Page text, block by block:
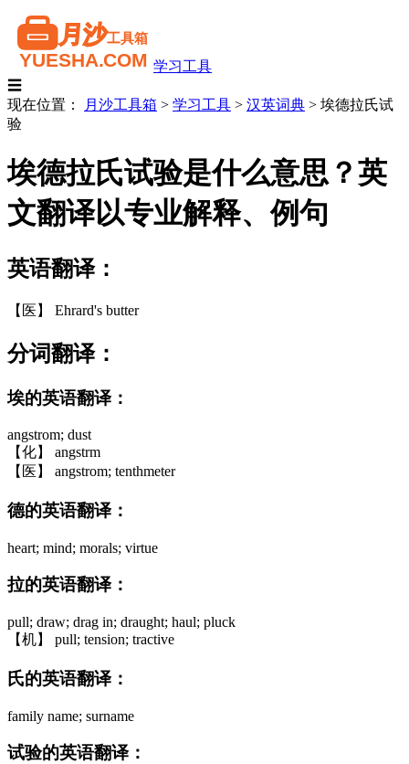
学习工具
☰
现在位置：
月沙工具箱 > 学习工具 > 汉英词典 > 埃德拉氏试
验
埃德拉氏试验是什么意思？英
文翻译以专业解释、例句
英语翻译：
【医】 Ehrard's butter
分词翻译：
埃的英语翻译：
angstrom; dust
【化】 angstrm
【医】 angstrom; tenthmeter
德的英语翻译：
heart; mind; morals; virtue
拉的英语翻译：
pull; draw; drag in; draught; haul; pluck
【机】 pull; tension; tractive
氏的英语翻译：
family name; surname
试验的英语翻译：